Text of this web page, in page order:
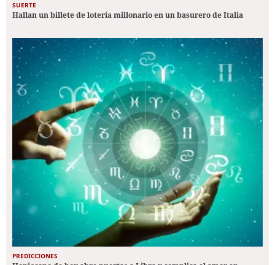
SUERTE
Hallan un billete de lotería millonario en un basurero de Italia
PREDICCIONES